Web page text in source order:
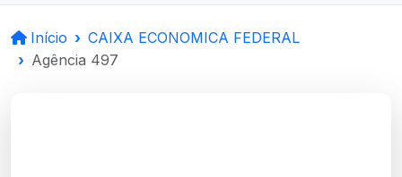
Início
CAIXA ECONOMICA FEDERAL
Agência 497